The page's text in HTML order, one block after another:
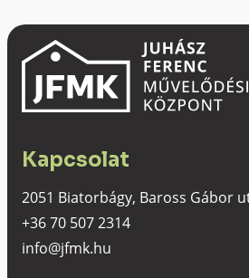
Kapcsolat
2051 Biatorbágy, Baross Gábor
+36 70 507 2314
info@jfmk.hu